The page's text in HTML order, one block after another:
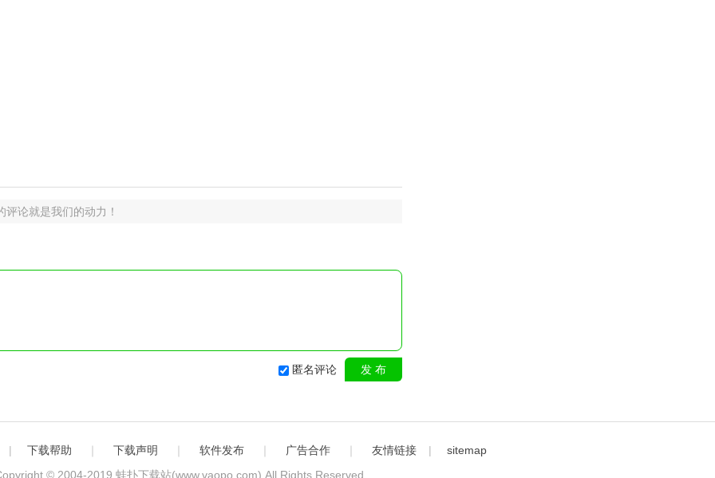
评论就是我们的动力！
匿名评论 发 布
| 下载帮助 下载声明 软件发布 广告合作 友情链接 |
sitemap
© 2004-2019 蛙扑下载站(www.vaopo.com) .All Rights Reserved